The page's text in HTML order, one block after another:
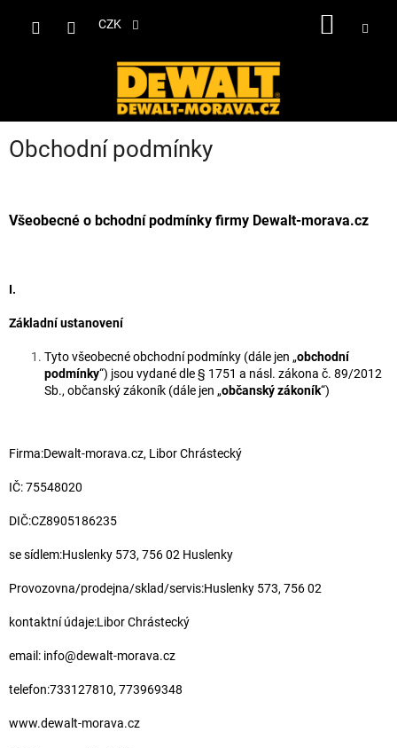
CZK
Obchodní podmínky
Všeobecné o bchodní podmínky firmy Dewalt-morava.cz
I.
Základní ustanovení
Tyto všeobecné obchodní podmínky (dále jen „obchodní
podmínky“) jsou vydané dle § 1751 a násl. zákona č. 89/2012
Sb., občanský zákoník (dále jen „občanský zákoník“)
Firma:Dewalt-morava.cz, Libor Chrástecký
IČ: 75548020
DIČ:CZ8905186235
se sídlem:Huslenky 573, 756 02 Huslenky
Provozovna/prodejna/sklad/servis:Huslenky 573, 756 02
kontaktní údaje:Libor Chrástecký
email: info@dewalt-morava.cz
telefon:733127810, 773969348
www.dewalt-morava.cz